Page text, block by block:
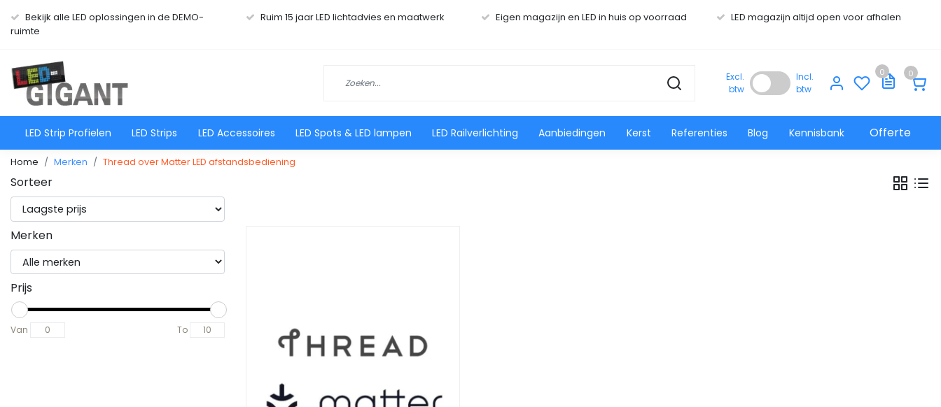
Bekijk alle LED oplossingen in de DEMO-
ruimte
Ruim 15 jaar LED lichtadvies en maatwerk Eigen magazijn en LED in huis op voorraad LED magazijn altijd open voor afhalen
Excl.
btw
Incl.
btw
0 0
LED Strip Profielen LED Strips LED Accessoires LED Spots & LED lampen LED Railverlichting Aanbiedingen Kerst Referenties Blog Kennisbank Offerte
Home Merken Thread over Matter LED afstandsbediening
Sorteer
Merken
Prijs
Van To